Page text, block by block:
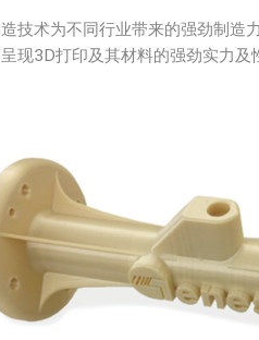
技术为不同行业带来的强劲制造
现3D打印及其材料的强劲实力及